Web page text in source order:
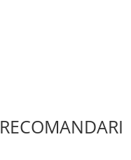
RECOMANDARI